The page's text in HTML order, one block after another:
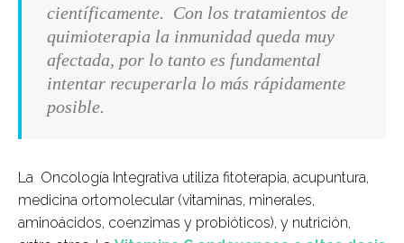
científicamente. Con los tratamientos de
quimioterapia la inmunidad queda muy
afectada, por lo tanto es fundamental
intentar recuperarla lo más rápidamente
posible.
La Oncología Integrativa utiliza fitoterapia, acupuntura,
medicina ortomolecular (vitaminas, minerales,
aminoácidos, coenzimas y probióticos), y nutrición,